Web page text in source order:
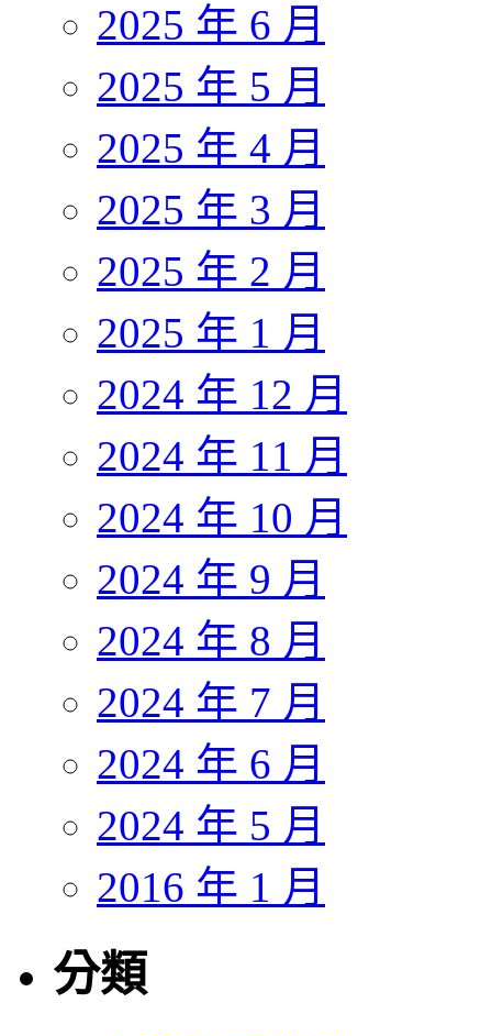
2025 年 6 月
2025 年 5 月
2025 年 4 月
2025 年 3 月
2025 年 2 月
2025 年 1 月
2024 年 12 月
2024 年 11 月
2024 年 10 月
2024 年 9 月
2024 年 8 月
2024 年 7 月
2024 年 6 月
2024 年 5 月
2016 年 1 月
分類